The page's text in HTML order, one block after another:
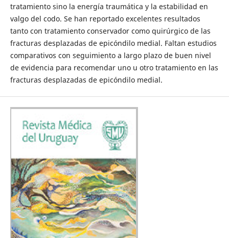
tratamiento sino la energía traumática y la estabilidad en
valgo del codo. Se han reportado excelentes resultados
tanto con tratamiento conservador como quirúrgico de las
fracturas desplazadas de epicóndilo medial. Faltan estudios
comparativos con seguimiento a largo plazo de buen nivel
de evidencia para recomendar uno u otro tratamiento en las
fracturas desplazadas de epicóndilo medial.